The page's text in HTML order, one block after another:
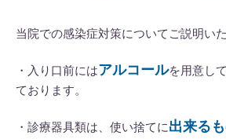
当院での感染症対策についてご説明いた
・入り口前にはアルコールを用意し
ております。
・診療器具類は、使い捨てに出来る